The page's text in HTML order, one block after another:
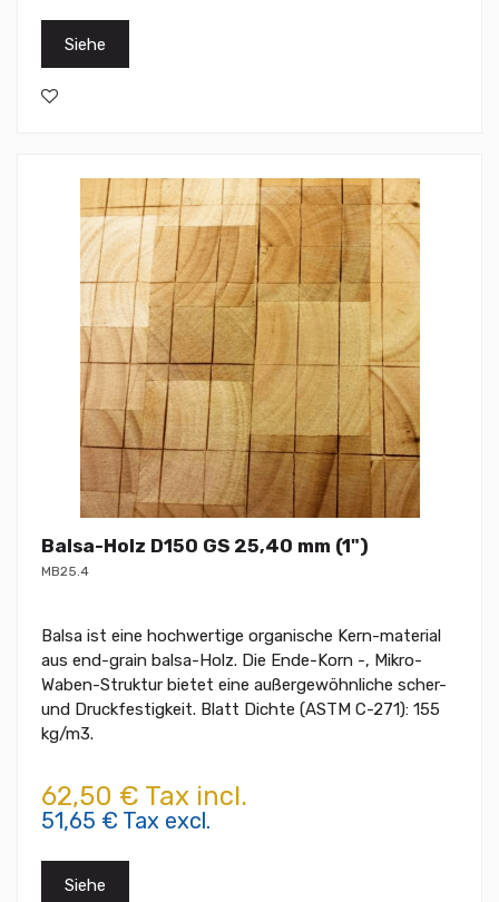
Siehe
Balsa-Holz D150 GS 25,40 mm (1")
MB25.4
Balsa ist eine hochwertige organische Kern-material
aus end-grain balsa-Holz. Die Ende-Korn -, Mikro-
Waben-Struktur bietet eine außergewöhnliche scher-
und Druckfestigkeit. Blatt Dichte (ASTM C-271): 155
kg/m3.
62,50 € Tax incl.
51,65 € Tax excl.
Siehe